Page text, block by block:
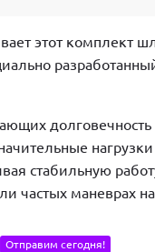
этот комплект
долговечность
стабильную
частых маневрах на
Отправим сегодня!